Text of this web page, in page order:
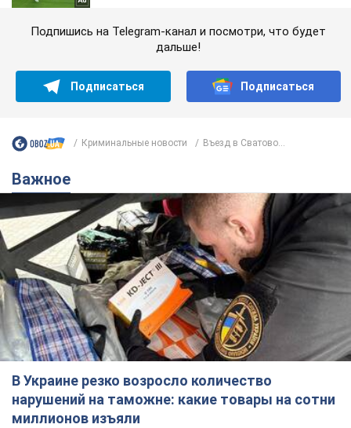
Подпишись на Telegram-канал и посмотри, что будет
дальше!
Подписаться Подписаться
Криминальные новости Въезд в Сватово...
Важное
В Украине резко возросло количество
нарушений на таможне: какие товары на сотни
миллионов изъяли